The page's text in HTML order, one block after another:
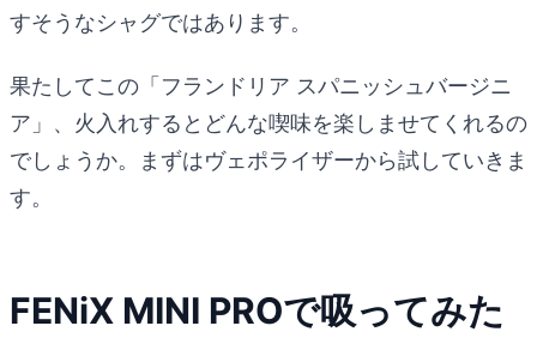
すそうなシャグではあります。
果たしてこの「フランドリア スパニッシュバージニ
ア」、火入れするとどんな喫味を楽しませてくれるの
でしょうか。まずはヴェポライザーから試していきま
す。
FENiX MINI PROで吸ってみた